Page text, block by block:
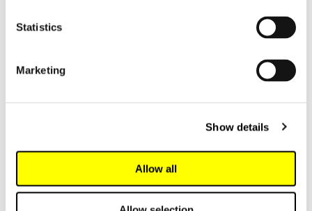
Statistics
Marketing
Show details
Allow all
På bilden kommissionsledamot Anni-Siiri Länsman
november 2024.